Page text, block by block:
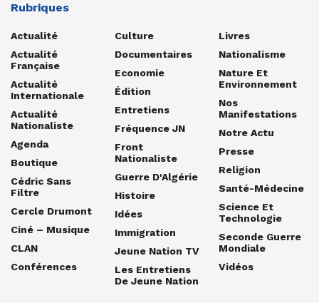
Rubriques
Actualité
Actualité
Française
Actualité
Internationale
Actualité
Nationaliste
Agenda
Boutique
Cédric Sans
Filtre
Cercle Drumont
Ciné – Musique
CLAN
Conférences
Culture
Documentaires
Economie
Édition
Entretiens
Fréquence JN
Front
Nationaliste
Guerre D'Algérie
Histoire
Idées
Immigration
Jeune Nation TV
Les Entretiens
De Jeune Nation
Livres
Nationalisme
Nature Et
Environnement
Nos
Manifestations
Notre Actu
Presse
Religion
Santé-Médecine
Science Et
Technologie
Seconde Guerre
Mondiale
Vidéos